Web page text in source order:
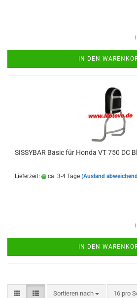
IN DEN
SISSYBAR Basic für Honda VT 750 DC
Lieferzeit: ca. 3-4 Tage (Ausland
IN DEN
Sortieren nach
Sortieren nach 16 pro
pro Seite